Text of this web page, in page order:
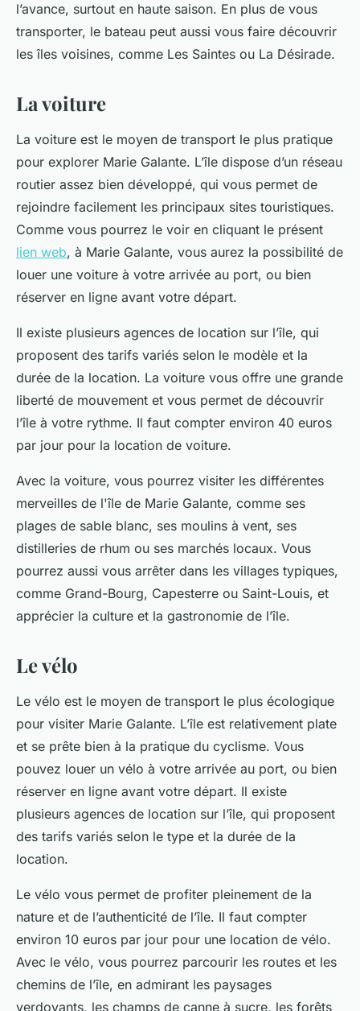
l’avance, surtout en haute saison. En plus de vous
transporter, le bateau peut aussi vous faire découvrir
les îles voisines, comme Les Saintes ou La Désirade.
La voiture
La voiture est le moyen de transport le plus pratique
pour explorer Marie Galante. L’île dispose d’un réseau
routier assez bien développé, qui vous permet de
rejoindre facilement les principaux sites touristiques.
Comme vous pourrez le voir en cliquant le présent
lien web, à Marie Galante, vous aurez la possibilité de
louer une voiture à votre arrivée au port, ou bien
réserver en ligne avant votre départ.
Il existe plusieurs agences de location sur l’île, qui
proposent des tarifs variés selon le modèle et la
durée de la location. La voiture vous offre une grande
liberté de mouvement et vous permet de découvrir
l’île à votre rythme. Il faut compter environ 40 euros
par jour pour la location de voiture.
Avec la voiture, vous pourrez visiter les différentes
merveilles de l'île de Marie Galante, comme ses
plages de sable blanc, ses moulins à vent, ses
distilleries de rhum ou ses marchés locaux. Vous
pourrez aussi vous arrêter dans les villages typiques,
comme Grand-Bourg, Capesterre ou Saint-Louis, et
apprécier la culture et la gastronomie de l’île.
Le vélo
Le vélo est le moyen de transport le plus écologique
pour visiter Marie Galante. L’île est relativement plate
et se prête bien à la pratique du cyclisme. Vous
pouvez louer un vélo à votre arrivée au port, ou bien
réserver en ligne avant votre départ. Il existe
plusieurs agences de location sur l’île, qui proposent
des tarifs variés selon le type et la durée de la
location.
Le vélo vous permet de profiter pleinement de la
nature et de l’authenticité de l’île. Il faut compter
environ 10 euros par jour pour une location de vélo.
Avec le vélo, vous pourrez parcourir les routes et les
chemins de l’île, en admirant les paysages
verdoyants, les champs de canne à sucre, les forêts